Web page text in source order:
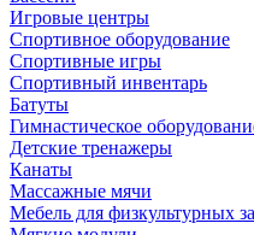
Игровые центры
Спортивное оборудование
Спортивные игры
Спортивный инвентарь
Батуты
Гимнастическое
Детские тренажеры
Канаты
Массажные мячи
Мебель для физкультурных